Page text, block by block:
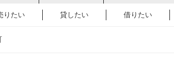
りたい 貸したい 借りたい